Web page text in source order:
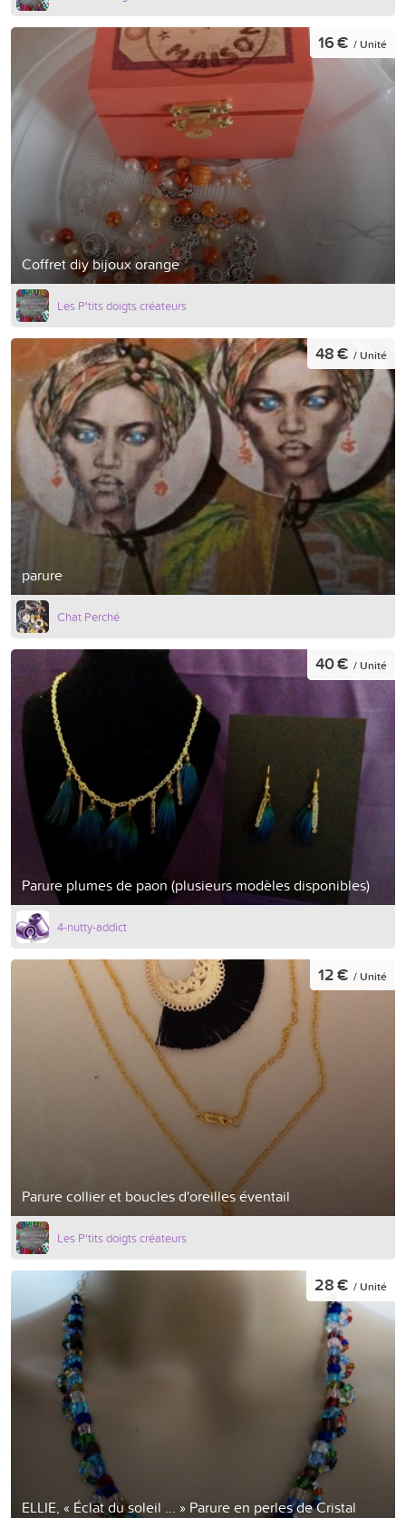
Coffret diy bijoux orange
16 € / Unité
Les P'tits doigts créateurs
parure
48 € / Unité
Chat Perché
Parure plumes de paon (plusieurs modèles disponibles)
40 € / Unité
4-nutty-addict
Parure collier et boucles d'oreilles éventail
12 € / Unité
Les P'tits doigts créateurs
ELLIE, « Éclat du soleil ... » Parure en perles de Cristal
28 € / Unité